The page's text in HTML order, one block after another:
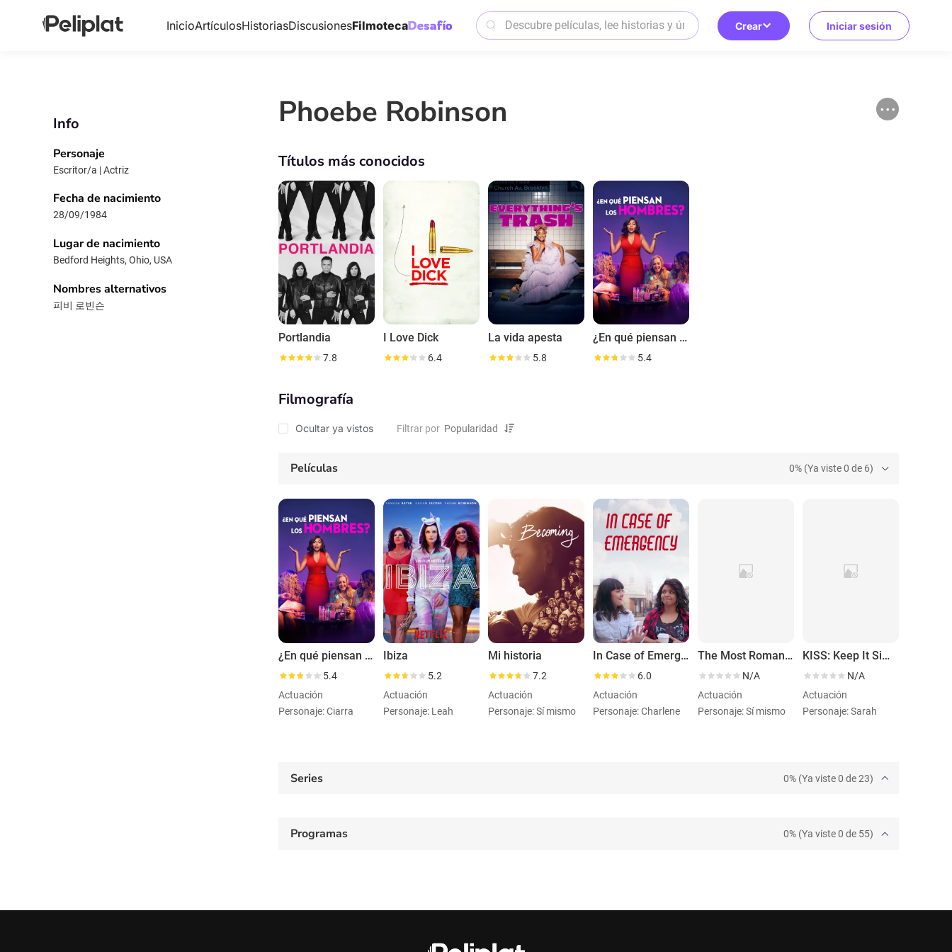
InicioArtículosHistoriasDiscusionesFilmoteca Crear Iniciar sesión
Info
Personaje
Escritor/a | Actriz
Fecha de nacimiento
28/09/1984
Lugar de nacimiento
Bedford Heights, Ohio, USA
Nombres alternativos
피비 로빈슨
Phoebe Robinson
Títulos más conocidos
Portlandia
7.8
I Love Dick
6.4
La vida apesta
5.8
¿En qué piensan los hombres?
5.4
Filmografía
Ocultar ya vistos Filtrar por
Películas 0% (Ya viste 0 de 6)
¿En qué piensan los hombres?
5.4
Actuación
Personaje: Ciarra
Ibiza
5.2
Actuación
Personaje: Leah
Mi historia
7.2
Actuación
Personaje: Sí mismo
In Case of Emergency
6.0
Actuación
Personaje: Charlene
The Most Romantic Cities: A Comedy Special
N/A
Actuación
Personaje: Sí mismo
KISS: Keep It Simple Stupid
N/A
Actuación
Personaje: Sarah
Series 0% (Ya viste 0 de 23)
Programas 0% (Ya viste 0 de 55)